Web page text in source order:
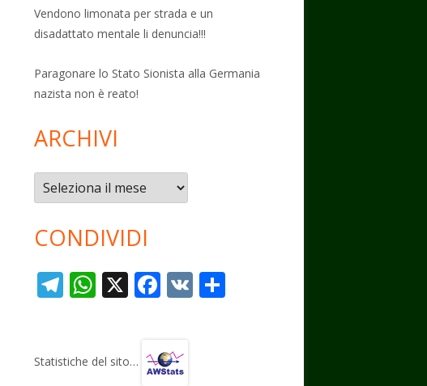
Vendono limonata per strada e un
disadattato mentale li denuncia!!!
Paragonare lo Stato Sionista alla Germania
nazista non è reato!
ARCHIVI
Archivi
CONDIVIDI
T
gr
W
s
X F
b
V
Statistiche del sito…